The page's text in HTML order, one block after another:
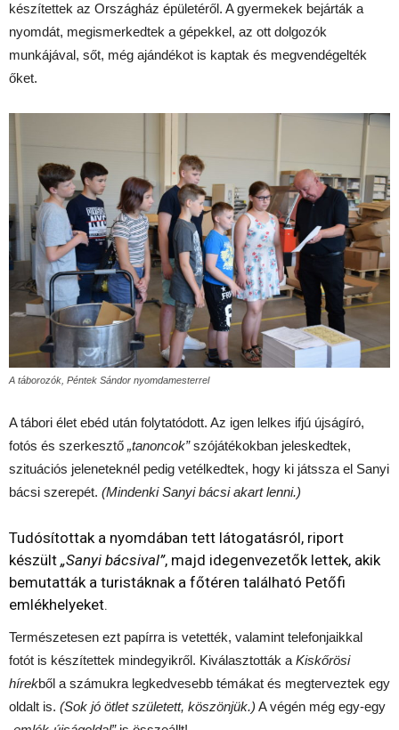
készítettek az Országház épületéről. A gyermekek bejárták a
nyomdát, megismerkedtek a gépekkel, az ott dolgozók
munkájával, sőt, még ajándékot is kaptak és megvendégelték
őket.
A táborozók, Péntek Sándor nyomdamesterrel
A tábori élet ebéd után folytatódott. Az igen lelkes ifjú újságíró,
fotós és szerkesztő „tanoncok”szójátékokban jeleskedtek,
szituációs jeleneteknél pedig vetélkedtek, hogy ki játssza el Sanyi
bácsi szerepét. (Mindenki Sanyi bácsi akart lenni.)
Tudósítottak a nyomdában tett látogatásról, riport
készült „Sanyi bácsival”, majd idegenvezetők lettek, akik
bemutatták a turistáknak a főtéren található Petőfi
emlékhelyeket.
Természetesen ezt papírra is vetették, valamint telefonjaikkal
fotót is készítettek mindegyikről. Kiválasztották a Kiskőrösi
hírekből a számukra legkedvesebb témákat és megterveztek egy
oldalt is. (Sok jó ötlet született, köszönjük.) A végén még egy-egy